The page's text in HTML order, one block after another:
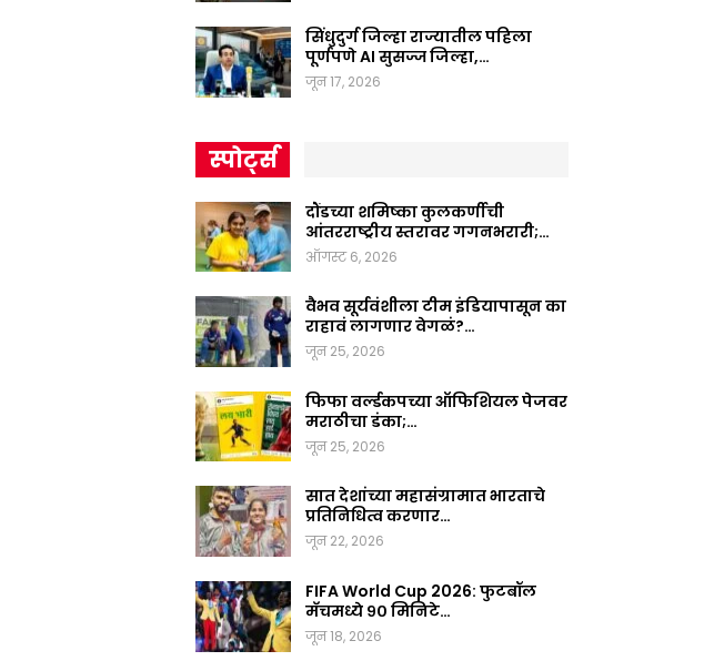
सिंधुदुर्ग जिल्हा राज्यातील पहिला
पूर्णपणे AI सुसज्ज जिल्हा,…
जून 17, 2026
स्पोर्ट्स
दौंडच्या शमिष्का कुलकर्णीची
आंतरराष्ट्रीय स्तरावर गगनभरारी;…
ऑगस्ट 6, 2026
वैभव सूर्यवंशीला टीम इंडियापासून का
राहावं लागणार वेगळं?…
जून 25, 2026
फिफा वर्ल्डकपच्या ऑफिशियल पेजवर
मराठीचा डंका;…
जून 25, 2026
सात देशांच्या महासंग्रामात भारताचे
प्रतिनिधित्व करणार…
जून 22, 2026
FIFA World Cup 2026: फुटबॉल
मॅचमध्ये ९० मिनिटे…
जून 18, 2026